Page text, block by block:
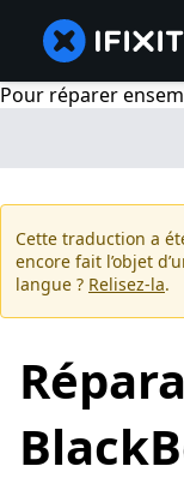
Pour réparer
Cette traduction a
encore fait l’objet
langue ? Relisez-la.